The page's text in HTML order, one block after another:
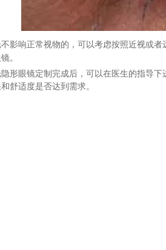
影响正常视物的，可以考虑按照近视或
。
形眼镜定制完成后，可以在医生的指导
舒适度是否达到需求。